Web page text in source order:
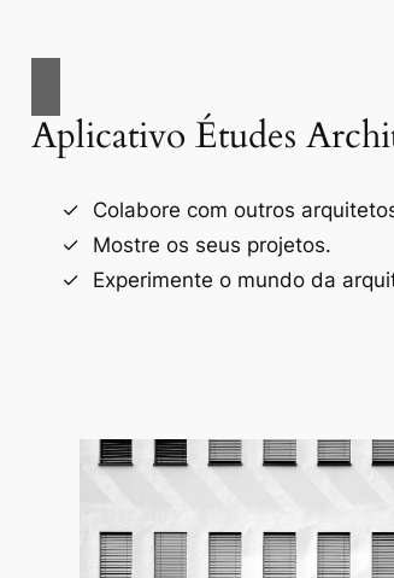
Aplicativo Études
Colabore com outros
Mostre os seus projetos.
Experimente o mundo da